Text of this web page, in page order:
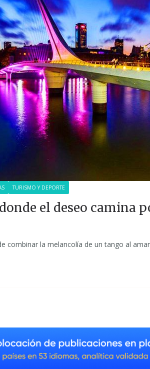
TURISMO Y DEPORTE
el deseo camina
combinar la melancolía de un tango al